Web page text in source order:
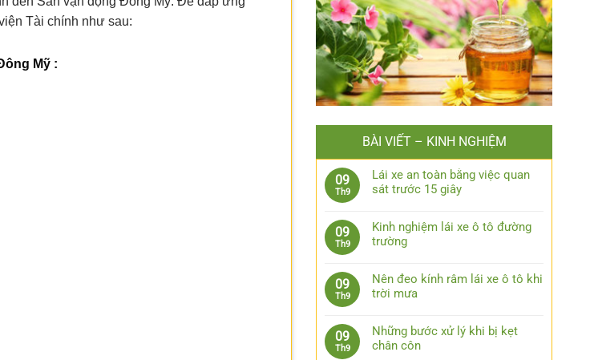
Tài chính như sau:
Mỹ :
BÀI VIẾT – KINH NGHIỆM
09
Th9
Lái xe an toàn bằng việc quan
sát trước 15 giây
có
bình
Lái
xe
toàn
bằng
việc
09
Th9
Kinh nghiệm lái xe ô tô đường
trường
có
bình
Kinh
nghiệm
09
Th9
Nên đeo kính râm lái xe ô tô khi
trời mưa
có
bình
09
Th9
Những bước xử lý khi bị kẹt
chân côn